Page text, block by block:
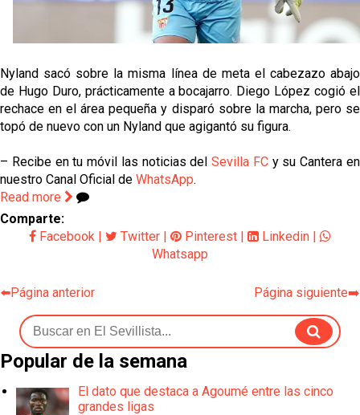
Oso es el siguiente en la lista para salir
Banquillos confirmados: así queda la cantera del
Sevilla Femenino para la 2026/27
Previa | El Sevilla FC cierra la pretemporada con el
exigente choque ante el Bayer Leverkusen
Nyland sacó sobre la misma línea de meta el cabezazo abajo
de Hugo Duro, prácticamente a bocajarro. Diego López cogió el
rechace en el área pequeña y disparó sobre la marcha, pero se
topó de nuevo con un Nyland que agigantó su figura.
– Recibe en tu móvil las noticias delSevilla FCy su Cantera en
nuestro Canal Oficial de WhatsApp.
Read more
Comparte:
Facebook | Twitter | Pinterest | Linkedin |
Whatsapp
⬅️Página anterior Página siguiente➡️
Popular de la semana
El dato que destaca a Agoumé entre las cinco
grandes ligas